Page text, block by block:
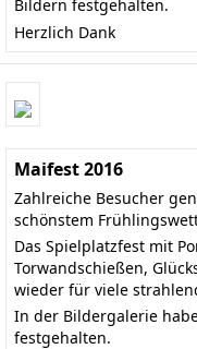
Bildern festgehalten.
Herzlich Dank
Maifest 2016
Zahlreiche Besucher
schönstem
Das Spielplatzfest mit
Torwandschießen,
wieder für viele
In der Bildergalerie
festgehalten.